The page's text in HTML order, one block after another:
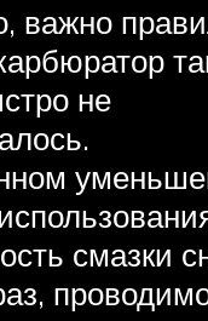
важно
не
смазки